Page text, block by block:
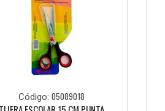
Código:05089018